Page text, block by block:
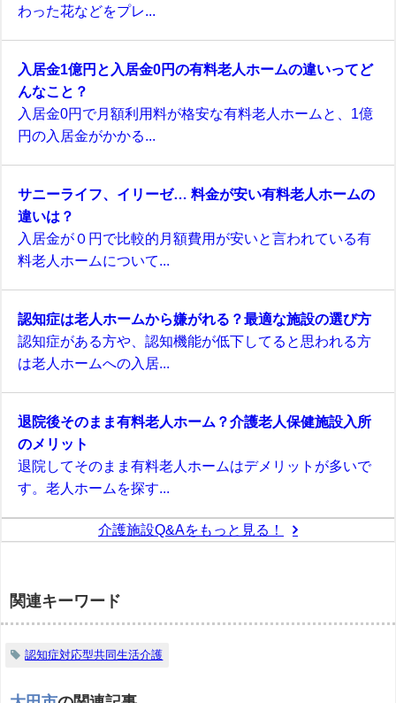
わった花などをプレ...
入居金1億円と入居金0円の有料老人ホームの違いってど
んなこと？
入居金0円で月額利用料が格安な有料老人ホームと、1億
円の入居金がかかる...
サニーライフ、イリーゼ… 料金が安い有料老人ホームの
違いは？
入居金が０円で比較的月額費用が安いと言われている有
料老人ホームについて...
認知症は老人ホームから嫌がれる？最適な施設の選び方
認知症がある方や、認知機能が低下してると思われる方
は老人ホームへの入居...
退院後そのまま有料老人ホーム？介護老人保健施設入所
のメリット
退院してそのまま有料老人ホームはデメリットが多いで
す。老人ホームを探す...
介護施設Q&Aをもっと見る！
関連キーワード
認知症対応型共同生活介護